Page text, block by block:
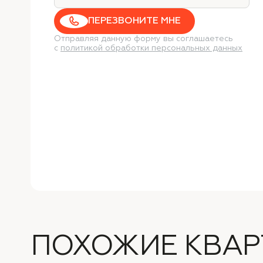
ПЕРЕЗВОНИТЕ МНЕ
Отправляя данную форму вы соглашаетесь
с политикой обработки персональных данных
ПОХОЖИЕ